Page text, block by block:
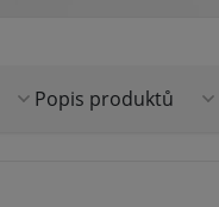
Popis produktů